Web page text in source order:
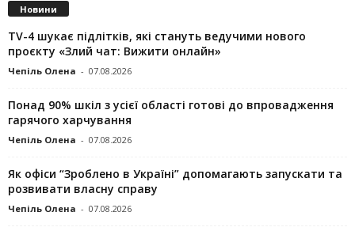
Новини
TV-4 шукає підлітків, які стануть ведучими нового
проєкту «Злий чат: Вижити онлайн»
Чепіль Олена - 07.08.2026
Понад 90% шкіл з усієї області готові до впровадження
гарячого харчування
Чепіль Олена - 07.08.2026
Як офіси “Зроблено в Україні” допомагають запускaти та
розвивати власну справу
Чепіль Олена - 07.08.2026